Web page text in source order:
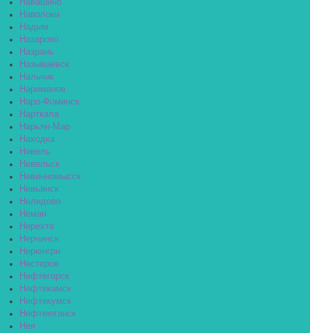
Навашино
Наволоки
Надым
Назарово
Назрань
Называевск
Нальчик
Нариманов
Наро-Фоминск
Нарткала
Нарьян-Мар
Находка
Невель
Невельск
Невинномысск
Невьянск
Нелидово
Неман
Нерехта
Нерчинск
Нерюнгри
Нестеров
Нефтегорск
Нефтекамск
Нефтекумск
Нефтеюганск
Нея